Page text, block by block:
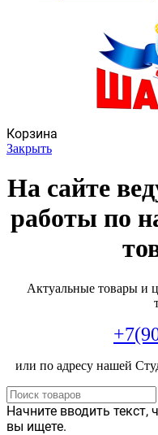
Корзина
Закрыть
На сайте
работы по
Актуальные товары и
или по адресу нашей
Начните вводить
вы ищете.